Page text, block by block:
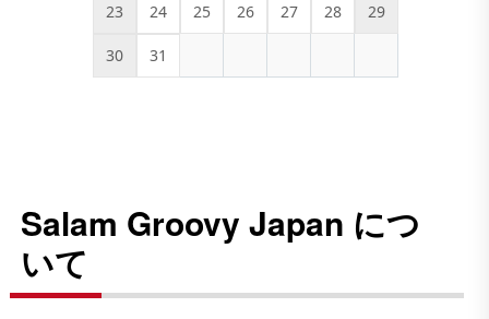
23 24 25 26 27 28 29
30 31
Salam Groovy Japan につ
いて